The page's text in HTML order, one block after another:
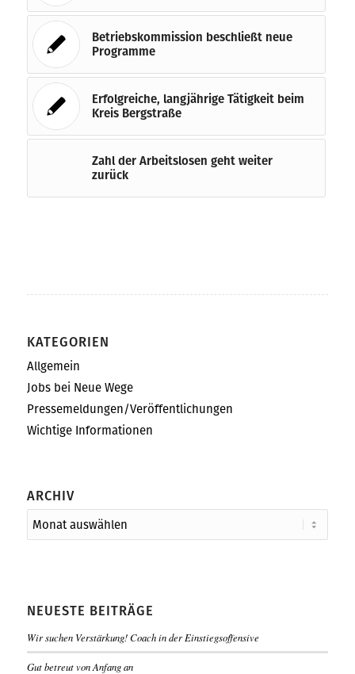
Betriebskommission beschließt neue
Programme
Erfolgreiche, langjährige Tätigkeit beim
Kreis Bergstraße
Zahl der Arbeitslosen geht weiter
zurück
KATEGORIEN
Allgemein
Jobs bei Neue Wege
Pressemeldungen/Veröffentlichungen
Wichtige Informationen
ARCHIV
NEUESTE BEITRÄGE
Wir suchen Verstärkung! Coach in der Einstiegsoffensive
Gut betreut von Anfang an